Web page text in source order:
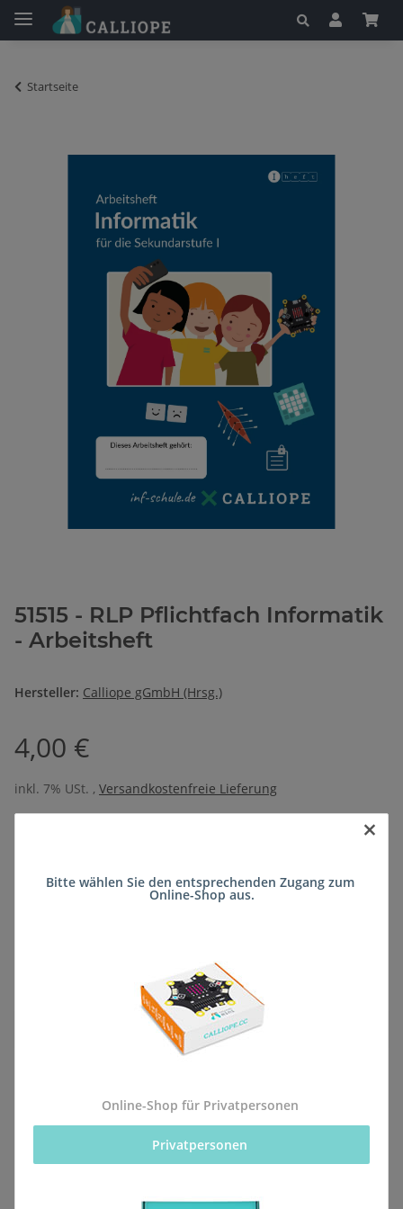
Startseite
51515 - RLP Pflichtfach Informatik
- Arbeitsheft
Hersteller: Calliope gGmbH (Hrsg.)
4,00 €
inkl. 7% USt. , Versandkostenfreie Lieferung
Lieferzeit:ca. 5 Wochen(DE - kein
Beschreibung
Alle Bestellungen für dieses Produkt werden direkt an
die Schule (Mittelrhein-Gymnasium im Schulzentrum
×
Bitte wählen Sie den entsprechenden Zugang zum
Online-Shop aus.
Online-Shop für Privatpersonen
Privatpersonen